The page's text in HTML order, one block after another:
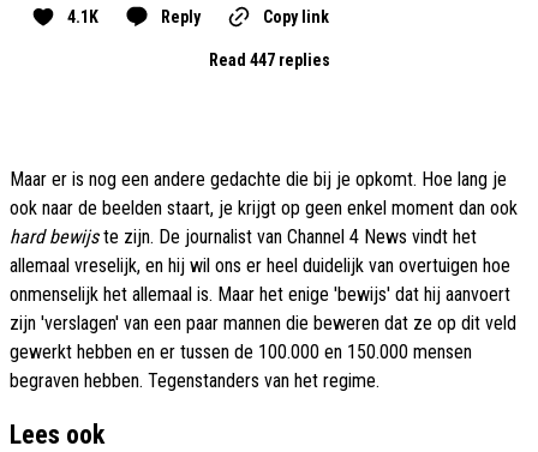
4.1K Reply Copy link
Read 447 replies
Maar er is nog een andere gedachte die bij je opkomt. Hoe lang je
ook naar de beelden staart, je krijgt op geen enkel moment dan ook
hard bewijste zijn. De journalist van Channel 4 News vindt het
allemaal vreselijk, en hij wil ons er heel duidelijk van overtuigen hoe
onmenselijk het allemaal is. Maar het enige 'bewijs' dat hij aanvoert
zijn 'verslagen' van een paar mannen die beweren dat ze op dit veld
gewerkt hebben en er tussen de 100.000 en 150.000 mensen
begraven hebben. Tegenstanders van het regime.
Lees ook